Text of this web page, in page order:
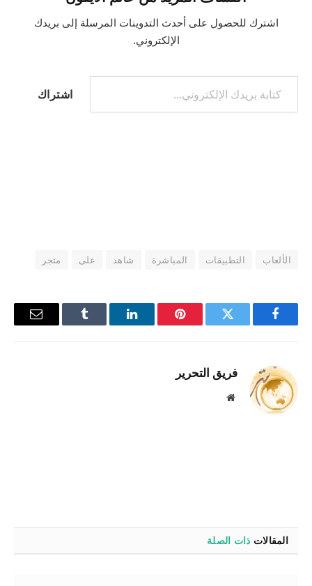
اشترك للحصول على أحدث التدوينات المرسلة إلى بريدك
الإلكتروني.
كتابة بريدك الإلكتروني...
اشتراك
الألعاب التطبيقات المباشرة شاهد على متجر
فيسبوك تويتر بينتيريستلينكدإن Tumblr
البريد
فريق التحرير
موقع
المقالات ذات الصلة